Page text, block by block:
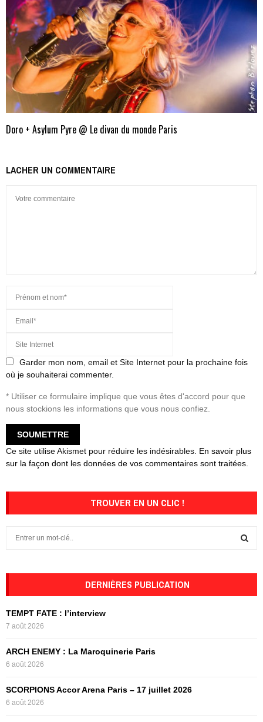
Doro + Asylum Pyre @ Le divan du monde Paris
LACHER UN COMMENTAIRE
Garder mon nom, email et Site Internet pour la prochaine fois
où je souhaiterai commenter.
* Utiliser ce formulaire implique que vous êtes d'accord pour que
nous stockions les informations que vous nous confiez.
Ce site utilise Akismet pour réduire les indésirables. En savoir plus
sur la façon dont les données de vos commentaires sont traitées
TROUVER EN UN CLIC !
o
r
DERNIÈRES PUBLICATION
TEMPT FATE : l’interview
7 août 2026
ARCH ENEMY : La Maroquinerie Paris
6 août 2026
SCORPIONS Accor Arena Paris – 17 juillet 2026
6 août 2026